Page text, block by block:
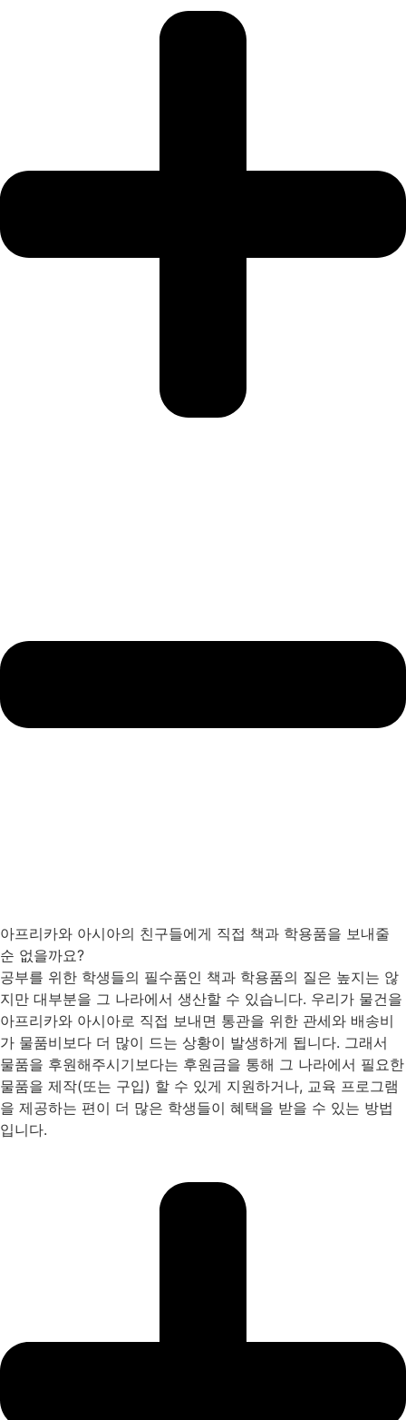
아프리카와 아시아의 친구들에게 직접 책과 학용품을 보내줄
순 없을까요?
공부를 위한 학생들의 필수품인 책과 학용품의 질은 높지는 않
지만 대부분을 그 나라에서 생산할 수 있습니다. 우리가 물건을
아프리카와 아시아로 직접 보내면 통관을 위한 관세와 배송비
가 물품비보다 더 많이 드는 상황이 발생하게 됩니다. 그래서
물품을 후원해주시기보다는 후원금을 통해 그 나라에서 필요한
물품을 제작(또는 구입) 할 수 있게 지원하거나, 교육 프로그램
을 제공하는 편이 더 많은 학생들이 혜택을 받을 수 있는 방법
입니다.